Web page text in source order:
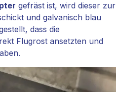
gefräst ist, wird dieser zur
und galvanisch blau
dass die
Flugrost ansetzten und